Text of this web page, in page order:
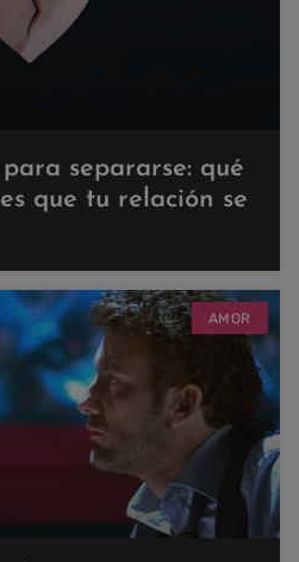
separarse: qué
que tu relación se
AMOR